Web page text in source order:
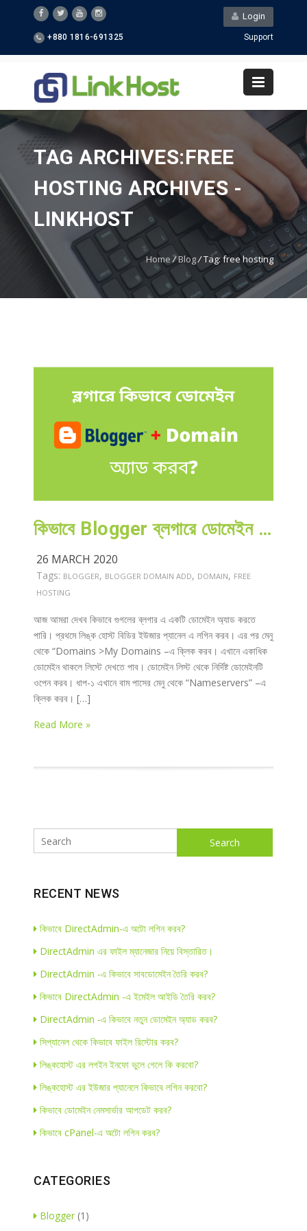
Login
+880 1816-691325 Support
TAG ARCHIVES:FREE
HOSTING ARCHIVES -
LINKHOST
Home /Blog/Tag: free hosting
কিভাবে Blogger ব্লগারে ডোমেইন অ্যাড করব?
26 MARCH 2020
Tags: BLOGGER, BLOGGER DOMAIN ADD, DOMAIN, FREE
HOSTING
আজ আমরা দেখব কিভাবে গুগলের ব্লগার এ একটি ডোমেইন অ্যাড করতে
পারি। প্রথমে লিঙ্ক হোস্ট বিডির ইউজার প্যানেল এ লগিন করব। এর পর মেনু
থেকে “Domains >My Domains –এ ক্লিক করব। এখানে একাধিক
ডোমেইন থাকলে লিস্টে দেখতে পাব। ডোমেইন লিস্ট থেকে নির্দিষ্ট ডোমেইনটি
ওপেন করব। ধাপ-১ এখানে বাম পাসের মেনু থেকে “Nameservers” –এ
ক্লিক করব। […]
Read More »
Search
RECENT NEWS
কিভাবে DirectAdmin-এ অটো লগিন করব?
DirectAdmin এর ফাইল ম্যানেজার নিয়ে বিস্তারিত।
DirectAdmin -এ কিভাবে সাবডোমেইন তৈরি করব?
কিভাবে DirectAdmin -এ ইমেইল আইডি তৈরি করব?
DirectAdmin -এ কিভাবে নতুন ডোমেইন অ্যাড করব?
সিপ্যানেল থেকে কিভাবে ফাইল রিস্টোর করব?
লিঙ্কহোস্ট এর লগইন ইনফো ভুলে গেলে কি করবো?
লিঙ্কহোস্ট এর ইউজার প্যানেলে কিভাবে লগিন করবো?
কিভাবে ডোমেইন নেমসার্ভার আপডেট করব?
কিভাবে cPanel-এ অটো লগিন করব?
CATEGORIES
Blogger (1)